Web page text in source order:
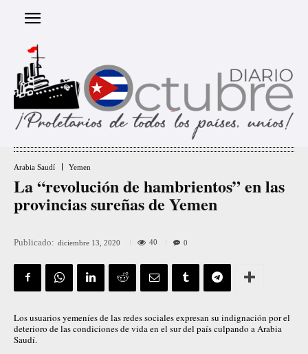
Arabia Saudí Yemen
La “revolución de hambrientos” en las
provincias sureñas de Yemen
Publicado: diciembre 13, 2020 40 0
Los usuarios yemeníes de las redes sociales expresan su indignación por el
deterioro de las condiciones de vida en el sur del país culpando a Arabia
Saudí.